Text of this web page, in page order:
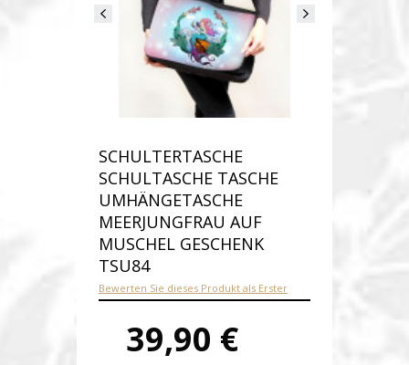
SCHULTERTASCHE
SCHULTASCHE TASCHE
UMHÄNGETASCHE
MEERJUNGFRAU AUF
MUSCHEL GESCHENK
TSU84
Bewerten Sie dieses Produkt als Erster
39,90 €